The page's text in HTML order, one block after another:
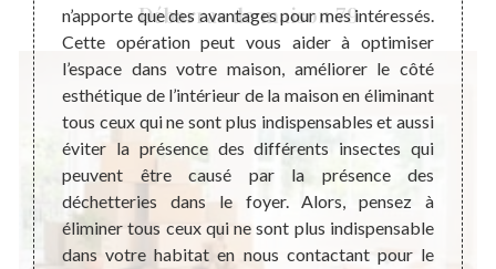
Débarras de maison 79
de
en
une
à un
n’apporte que des avantages pour mes intéressés.
Cette opération peut vous aider à optimiser
l’espace dans votre maison, améliorer le côté
esthétique de l’intérieur de la maison en éliminant
tous ceux qui ne sont plus indispensables et aussi
éviter la présence des différents insectes qui
peuvent être causé par la présence des
déchetteries dans le foyer. Alors, pensez à
éliminer tous ceux qui ne sont plus indispensable
dans votre habitat en nous contactant pour le
de
de
aux